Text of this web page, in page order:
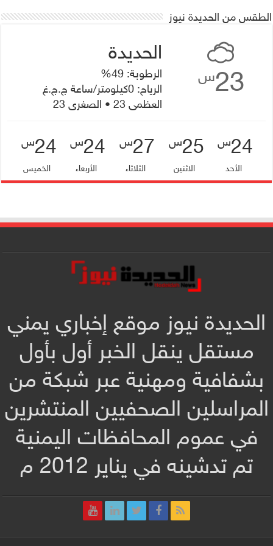
الطقس من الحديدة نيوز
23س
الرطوبة: 49%
الرياح: 0كيلومتر/ساعة ج.ج.غ
العظمى 23 • الصغرى 23
24س
الأحد
25س
الاثنين
27س
الثلاثاء
24س
الأربعاء
24س
الخميس
الحديدة نيوز موقع إخباري يمني
مستقل ينقل الخبر أول بأول
بشفافية ومهنية عبر شبكة من
المراسلين الصحفيين المنتشرين
في عموم المحافظات اليمنية
تم تدشينه في يناير 2012 م